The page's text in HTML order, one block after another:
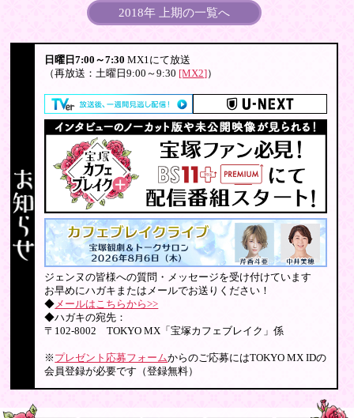
2018年 上期の一覧へ
日曜日7:00～7:30 MX1にて放送
（再放送：土曜日9:00～9:30 [MX2] ）
ジェンヌの皆様への質問・メッセージを受け付けています
お早めにハガキまたはメールでお送りください！
◆メールはこちらから>>
◆ハガキの宛先：
〒102-8002 TOKYO MX「宝塚カフェブレイク」係
※ プレゼント応募フォームからのご応募にはTOKYO MX IDの
会員登録が必要です（登録無料）